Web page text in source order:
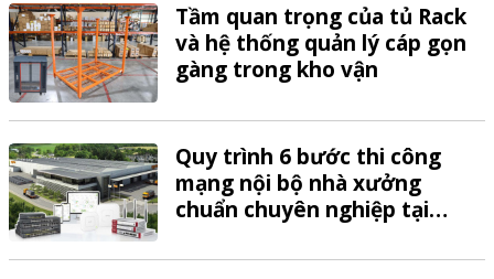
Tầm quan trọng của tủ Rack
và hệ thống quản lý cáp gọn
gàng trong kho vận
Quy trình 6 bước thi công
mạng nội bộ nhà xưởng
chuẩn chuyên nghiệp tại